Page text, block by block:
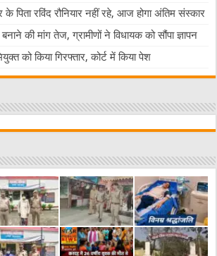
के पिता रविंद रौनियार नहीं रहे, आज होगा अंतिम संस्कार
की मांग तेज, ग्रामीणों ने विधायक को सौंपा ज्ञापन
को किया गिरफ्तार, कोर्ट में किया पेश